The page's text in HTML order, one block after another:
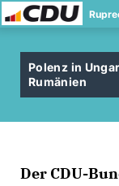
Polenz in
Rumänien
Der CDU-